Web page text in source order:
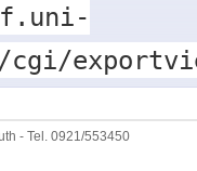
- Tel. 0921/553450